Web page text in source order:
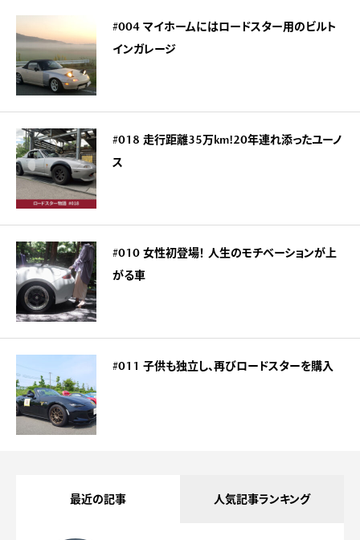
#004 マイホームにはロードスター用のビルト
インガレージ
#018 走行距離35万km!20年連れ添ったユーノ
ス
#010 女性初登場！ 人生のモチベーションが上
がる車
#011 子供も独立し、再びロードスターを購入
最近の記事 人気記事ランキング